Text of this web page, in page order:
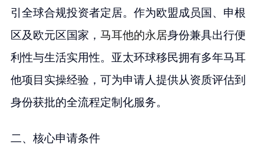
引全球合规投资者定居。作为欧盟成员国、申根
区及欧元区国家， 马耳他的永居身份兼具出行便
利性与生活实用性。亚太环球移民拥有多年马耳
他项目实操经验，可为申请人提供从资质评估到
身份获批的全流程定制化服务。
二、核心申请条件